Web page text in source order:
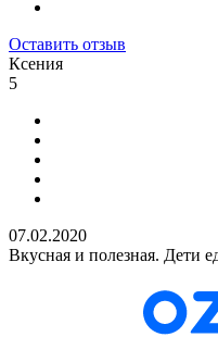
Оставить отзыв
Ксения
5
07.02.2020
Вкусная и полезная. Дети